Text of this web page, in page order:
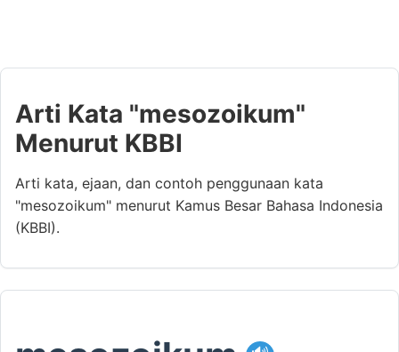
Arti Kata "mesozoikum"
Menurut KBBI
Arti kata, ejaan, dan contoh penggunaan kata
"mesozoikum" menurut Kamus Besar Bahasa Indonesia
(KBBI).